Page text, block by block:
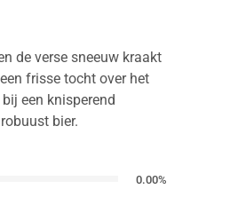
de verse sneeuw kraakt
frisse tocht over het
een knisperend
bier.
0.00%